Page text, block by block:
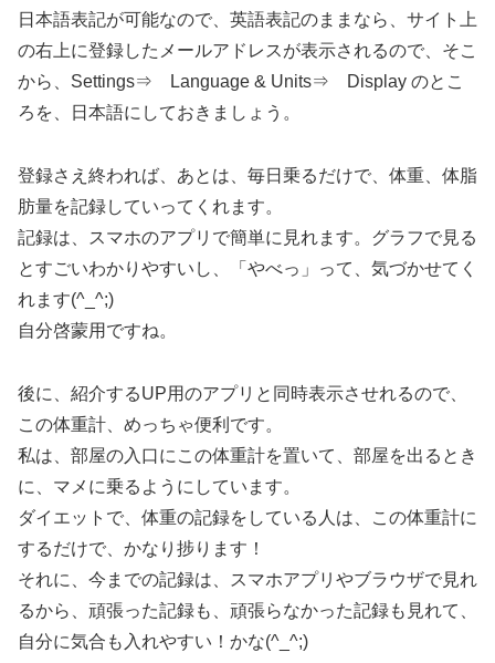
日本語表記が可能なので、英語表記のままなら、サイト上
の右上に登録したメールアドレスが表示されるので、そこ
から、Settings⇒ Language & Units⇒ Display のとこ
ろを、日本語にしておきましょう。
登録さえ終われば、あとは、毎日乗るだけで、体重、体脂
肪量を記録していってくれます。
記録は、スマホのアプリで簡単に見れます。グラフで見る
とすごいわかりやすいし、「やべっ」って、気づかせてく
れます(^_^;)
自分啓蒙用ですね。
後に、紹介するUP用のアプリと同時表示させれるので、
この体重計、めっちゃ便利です。
私は、部屋の入口にこの体重計を置いて、部屋を出るとき
に、マメに乗るようにしています。
ダイエットで、体重の記録をしている人は、この体重計に
するだけで、かなり捗ります！
それに、今までの記録は、スマホアプリやブラウザで見れ
るから、頑張った記録も、頑張らなかった記録も見れて、
自分に気合も入れやすい！かな(^_^;)